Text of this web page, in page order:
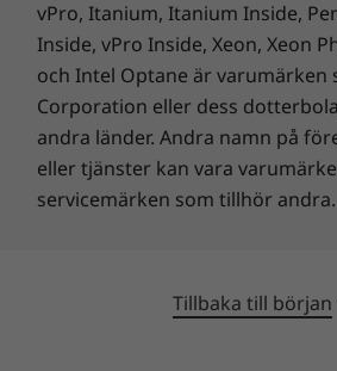
Modern design för sinnesfrid
Yoga AIO 7 har nu en mindre
mer skrivbordsutrymme, och
panelkanter, vilket gör att
när du flyttar bilden mellan
kameran på 5 MP visar mer av
par sekunder med
Dessutom kan du stänga den
vPro, Itanium, Itanium Inside,
Inside, vPro Inside, Xeon, Xeon
och Intel Optane är varumärken
Corporation eller dess
andra länder. Andra namn på
eller tjänster kan vara
servicemärken som tillhör andra.
Tillbaka till början